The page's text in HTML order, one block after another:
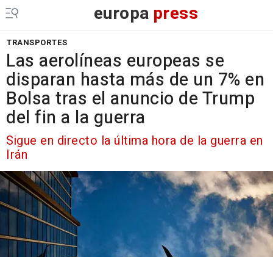
europa press
TRANSPORTES
Las aerolíneas europeas se
disparan hasta más de un 7% en
Bolsa tras el anuncio de Trump
del fin a la guerra
Sigue en directo la última hora de la guerra en
Irán